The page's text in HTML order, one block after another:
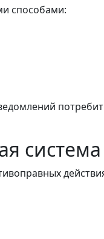
способами: